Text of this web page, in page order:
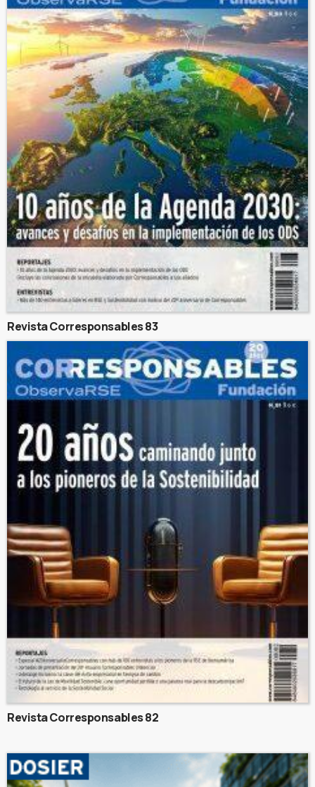
Revista Corresponsables 83
Revista Corresponsables 82